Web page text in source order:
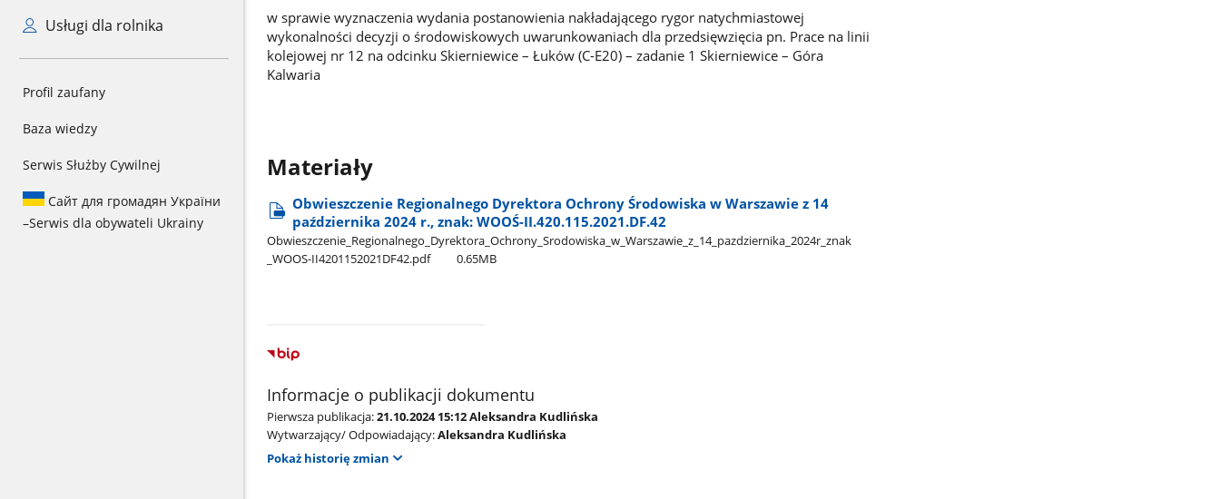
Usługi dla rolnika
Profil zaufany
Baza wiedzy
Serwis Służby Cywilnej
Сайт для громадян України
–Serwis dla obywateli Ukrainy
w sprawie wyznaczenia wydania postanowienia nakładającego rygor natychmiastowej
wykonalności decyzji o środowiskowych uwarunkowaniach dla przedsięwzięcia pn. Prace na linii
kolejowej nr 12 na odcinku Skierniewice – Łuków (C-E20) – zadanie 1 Skierniewice – Góra
Kalwaria
Materiały
Obwieszczenie Regionalnego Dyrektora Ochrony Środowiska w Warszawie z 14
października 2024 r., znak: WOOŚ-II.420.115.2021.DF.42
Obwieszczenie​_Regionalnego​_Dyrektora​_Ochrony​_Srodowiska​_w​_Warszawie​_z​_14​_pazdziernika​_2024r​_znak​
_WOOS-II4201152021DF42.pdf
0.65MB
Informacje o publikacji dokumentu
Pierwsza publikacja:21.10.2024 15:12 Aleksandra Kudlińska
Wytwarzający/ Odpowiadający:Aleksandra Kudlińska
Pokaż historię zmian